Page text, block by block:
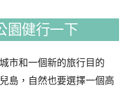
園健行一下
市和一個新的旅行目的
島，自然也要選擇一個高